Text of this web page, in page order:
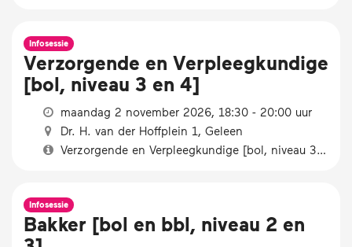
Infosessie
Verzorgende en Verpleegkundige
[bol, niveau 3 en 4]
maandag 2 november 2026, 18:30 - 20:00 uur
Dr. H. van der Hoffplein 1, Geleen
Verzorgende en Verpleegkundige [bol, niveau 3 en 4]
Infosessie
Bakker [bol en bbl, niveau 2 en